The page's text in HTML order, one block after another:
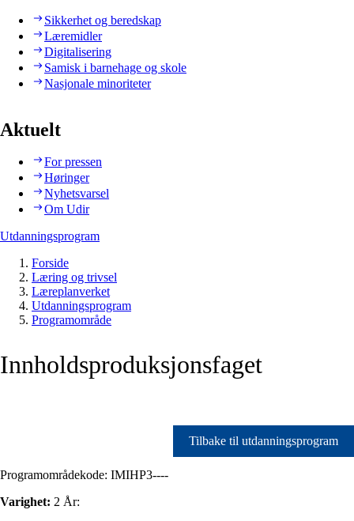
Sikkerhet og beredskap
Læremidler
Digitalisering
Samisk i barnehage og skole
Nasjonale minoriteter
Aktuelt
For pressen
Høringer
Nyhetsvarsel
Om Udir
Utdanningsprogram
Forside
Læring og trivsel
Læreplanverket
Utdanningsprogram
Programområde
Innholdsproduksjonsfaget
Tilbake til utdanningsprogram
Programområdekode: IMIHP3----
Varighet: 2 År: